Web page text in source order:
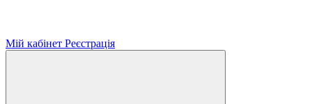
Мій кабінет Реєстрація